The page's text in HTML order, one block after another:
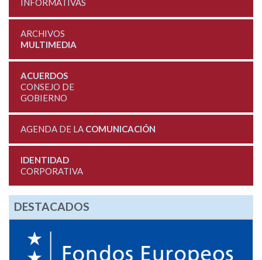
INFORMATIVAS
ARCHIVOS
MULTIMEDIA
ACUERDOS
CONSEJO DE
GOBIERNO
AGENDA DE LA COMUNICACIÓN
IDENTIDAD
CORPORATIVA
DESTACADOS